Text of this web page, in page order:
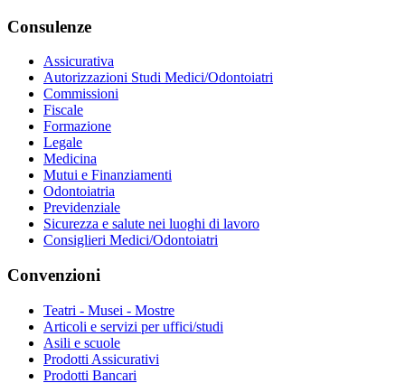
Consulenze
Assicurativa
Autorizzazioni Studi Medici/Odontoiatri
Commissioni
Fiscale
Formazione
Legale
Medicina
Mutui e Finanziamenti
Odontoiatria
Previdenziale
Sicurezza e salute nei luoghi di lavoro
Consiglieri Medici/Odontoiatri
Convenzioni
Teatri - Musei - Mostre
Articoli e servizi per uffici/studi
Asili e scuole
Prodotti Assicurativi
Prodotti Bancari